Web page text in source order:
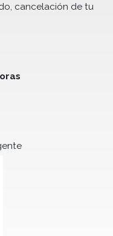
cancelación de tu